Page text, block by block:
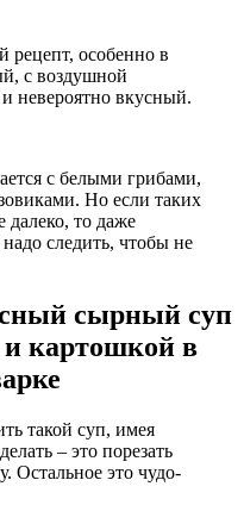
особенно в
с воздушной
невероятно вкусный.
с белыми грибами,
Но если таких
далеко, то даже
следить, чтобы не
сырный суп
и картошкой в
такой суп, имея
– это порезать
Остальное это чудо-